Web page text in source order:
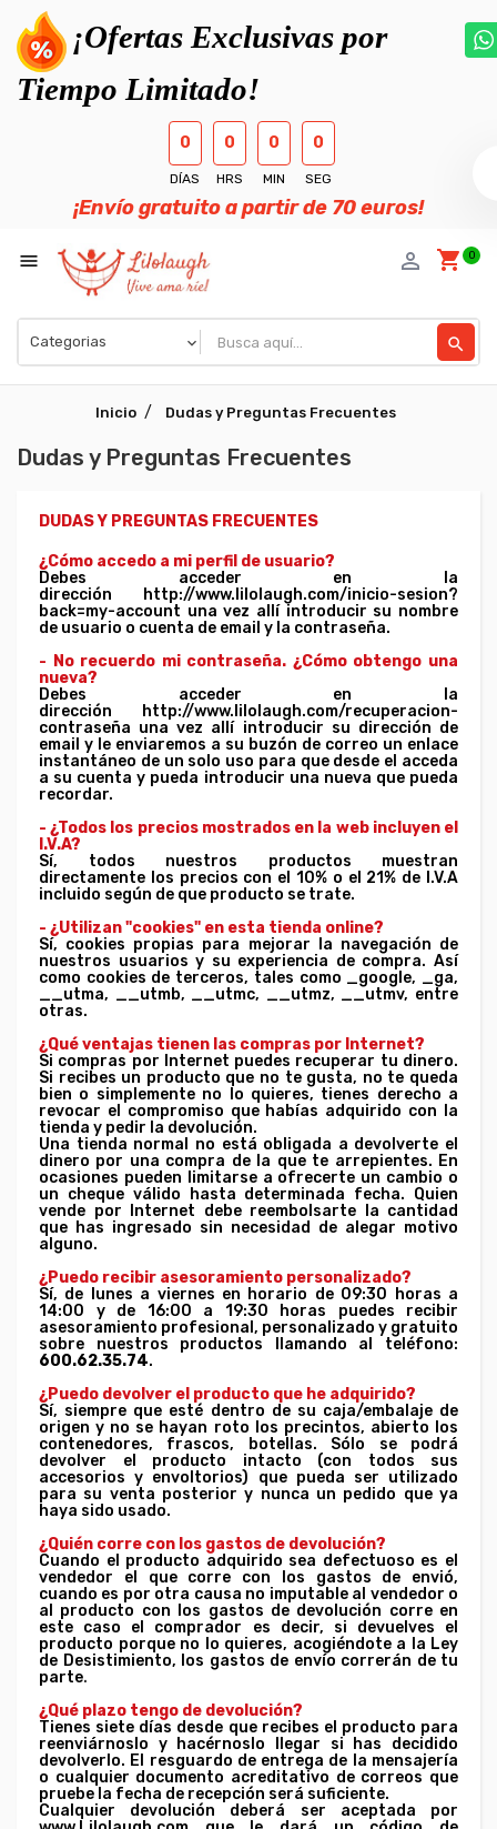
¡Ofertas Exclusivas por
Tiempo Limitado!
0
DÍAS
0
HRS
0
MIN
0
SEG
¡Envío gratuito a partir de 70 euros!
 shopping_cart 0
person_outline
search
Inicio Dudas y Preguntas Frecuentes
Dudas y Preguntas Frecuentes
DUDAS Y PREGUNTAS FRECUENTES
¿Cómo accedo a mi perfil de usuario?
Debes acceder en la
dirección http://www.lilolaugh.com/inicio-sesion?
back=my-account una vez allí introducir su nombre
de usuario o cuenta de email y la contraseña.
- No recuerdo mi contraseña. ¿Cómo obtengo una
nueva?
Debes acceder en la
dirección http://www.lilolaugh.com/recuperacion-
contraseña una vez allí introducir su dirección de
email y le enviaremos a su buzón de correo un enlace
instantáneo de un solo uso para que desde el acceda
a su cuenta y pueda introducir una nueva que pueda
recordar.
- ¿Todos los precios mostrados en la web incluyen el
I.V.A?
Sí, todos nuestros productos muestran
directamente los precios con el 10% o el 21% de I.V.A
incluido según de que producto se trate.
- ¿Utilizan "cookies" en esta tienda online?
Sí, cookies propias para mejorar la navegación de
nuestros usuarios y su experiencia de compra. Así
como cookies de terceros, tales como _google, _ga,
__utma, __utmb, __utmc, __utmz, __utmv, entre
otras.
¿Qué ventajas tienen las compras por Internet?
Si compras por Internet puedes recuperar tu dinero.
Si recibes un producto que no te gusta, no te queda
bien o simplemente no lo quieres, tienes derecho a
revocar el compromiso que habías adquirido con la
tienda y pedir la devolución.
Una tienda normal no está obligada a devolverte el
dinero por una compra de la que te arrepientes. En
ocasiones pueden limitarse a ofrecerte un cambio o
un cheque válido hasta determinada fecha. Quien
vende por Internet debe reembolsarte la cantidad
que has ingresado sin necesidad de alegar motivo
alguno.
¿Puedo recibir asesoramiento personalizado?
Sí, de lunes a viernes en horario de 09:30 horas a
14:00 y de 16:00 a 19:30 horas puedes recibir
asesoramiento profesional, personalizado y gratuito
sobre nuestros productos llamando al teléfono:
600.62.35.74.
¿Puedo devolver el producto que he adquirido?
Sí, siempre que esté dentro de su caja/embalaje de
origen y no se hayan roto los precintos, abierto los
contenedores, frascos, botellas. Sólo se podrá
devolver el producto intacto (con todos sus
accesorios y envoltorios) que pueda ser utilizado
para su venta posterior y nunca un pedido que ya
haya sido usado.
¿Quién corre con los gastos de devolución?
Cuando el producto adquirido sea defectuoso es el
vendedor el que corre con los gastos de envió,
cuando es por otra causa no imputable al vendedor o
al producto con los gastos de devolución corre en
este caso el comprador es decir, si devuelves el
producto porque no lo quieres, acogiéndote a la Ley
de Desistimiento, los gastos de envío correrán de tu
parte.
¿Qué plazo tengo de devolución?
Tienes siete días desde que recibes el producto para
reenviárnoslo y hacérnoslo llegar si has decidido
devolverlo. El resguardo de entrega de la mensajería
o cualquier documento acreditativo de correos que
pruebe la fecha de recepción será suficiente.
Cualquier devolución deberá ser aceptada por